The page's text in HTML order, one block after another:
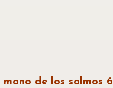
de los salmos 6